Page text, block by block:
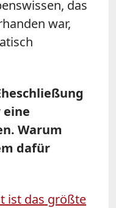
das
war,
Warum
dafür
ist das größte